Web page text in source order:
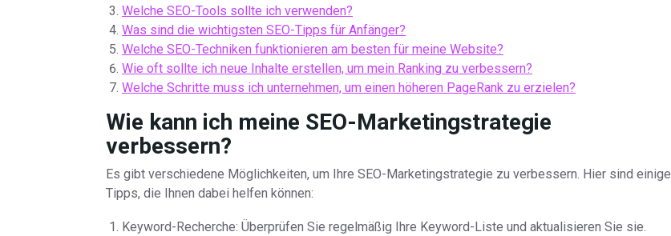
Welche SEO-Tools sollte ich verwenden?
Was sind die wichtigsten SEO-Tipps für Anfänger?
Welche SEO-Techniken funktionieren am besten für meine Website?
Wie oft sollte ich neue Inhalte erstellen, um mein Ranking zu verbessern?
Welche Schritte muss ich unternehmen, um einen höheren PageRank zu erzielen?
Wie kann ich meine SEO-Marketingstrategie
verbessern?
Es gibt verschiedene Möglichkeiten, um Ihre SEO-Marketingstrategie zu verbessern. Hier sind einige
Tipps, die Ihnen dabei helfen können:
Keyword-Recherche: Überprüfen Sie regelmäßig Ihre Keyword-Liste und aktualisieren Sie sie.